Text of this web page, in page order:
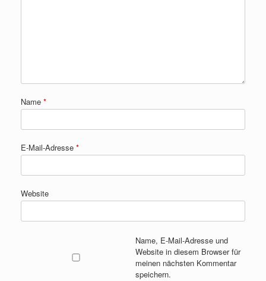
Name *
E-Mail-Adresse *
Website
Name, E-Mail-Adresse und
Website in diesem Browser für
meinen nächsten Kommentar
speichern.